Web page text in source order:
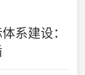
系建设：